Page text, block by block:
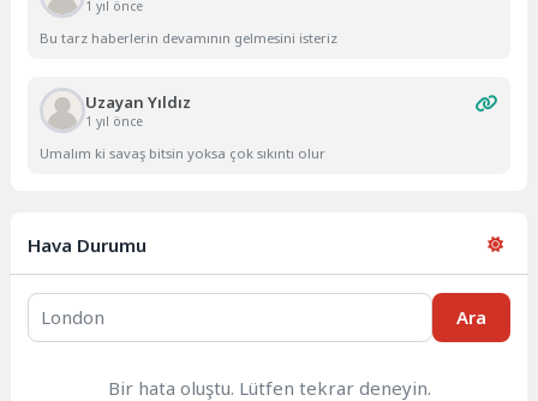
1 yıl önce
Bu tarz haberlerin devamının gelmesini isteriz
Uzayan Yıldız
1 yıl önce
Umalım ki savaş bitsin yoksa çok sıkıntı olur
Hava Durumu
Ara
Bir hata oluştu. Lütfen tekrar deneyin.